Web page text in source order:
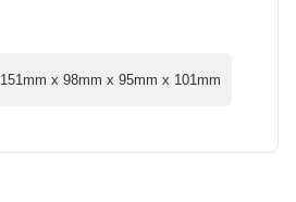
151mm x 98mm x 95mm x 101mm